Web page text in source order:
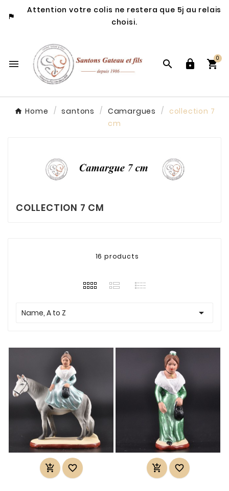

Attention votre colis ne restera que 5j au relais
choisi.
   
0
Home santons Camargues
collection 7
cm
COLLECTION 7 CM
16 products
Name, A to Z 
   